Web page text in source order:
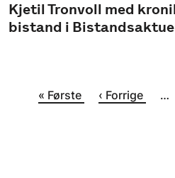
Kjetil Tronvoll med
bistand i
SiderFørste side
« Første Forrige side
‹ Forrige …